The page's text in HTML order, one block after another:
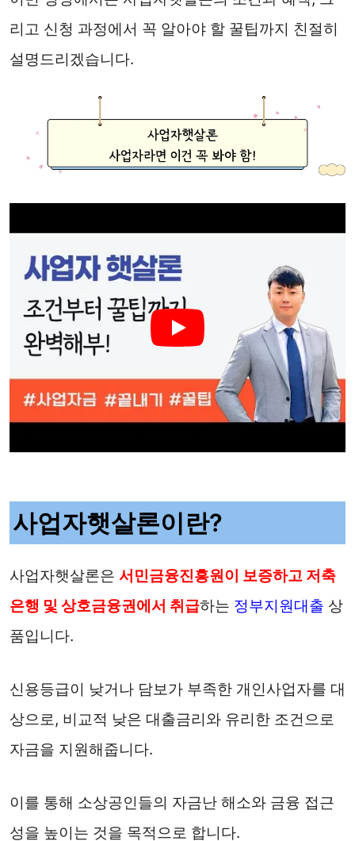
리고 신청 과정에서 꼭 알아야 할 꿀팁까지 친절히
설명드리겠습니다.
사업자햇살론이란?
사업자햇살론은 서민금융진흥원이 보증하고 저축
은행 및 상호금융권에서 취급하는 정부지원대출 상
품입니다.
신용등급이 낮거나 담보가 부족한 개인사업자를 대
상으로, 비교적 낮은 대출금리와 유리한 조건으로
자금을 지원해줍니다.
이를 통해 소상공인들의 자금난 해소와 금융 접근
성을 높이는 것을 목적으로 합니다.